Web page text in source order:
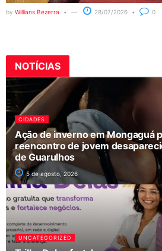
by Willians Bezerra 28/07/2026 0
NOTÍCIAS
CIDADES
Ação de inverno em Mongaguá
reencontro de jovem
de Guarulhos
5 de agosto, 2026
UNCATEGORIZED